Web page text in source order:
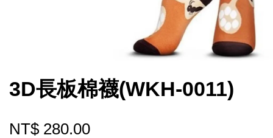
3D長板棉襪(WKH-0011)
NT$ 280.00